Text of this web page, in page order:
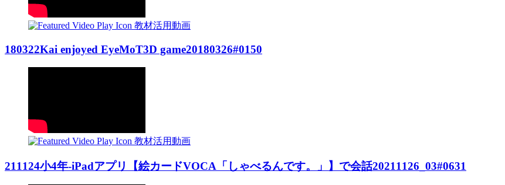
教材活用動画
180322Kai enjoyed EyeMoT3D game20180326#0150
教材活用動画
211124小4年-iPadアプリ【絵カードVOCA「しゃべるんです。」】で会話20211126_03#0631